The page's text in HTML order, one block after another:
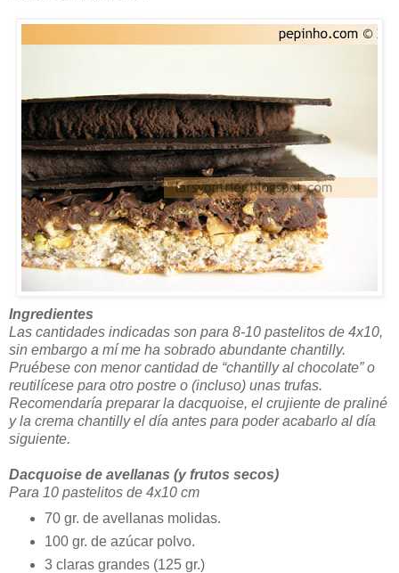
Ingredientes
Las cantidades indicadas son para 8-10 pastelitos de 4x10,
sin embargo a mí me ha sobrado abundante chantilly.
Pruébese con menor cantidad de “chantilly al chocolate” o
reutilícese para otro postre o (incluso) unas trufas.
Recomendaría preparar la dacquoise, el crujiente de praliné
y la crema chantilly el día antes para poder acabarlo al día
siguiente.
Dacquoise de avellanas (y frutos secos)
Para 10 pastelitos de 4x10 cm
70 gr. de avellanas molidas.
100 gr. de azúcar polvo.
3 claras grandes (125 gr.)